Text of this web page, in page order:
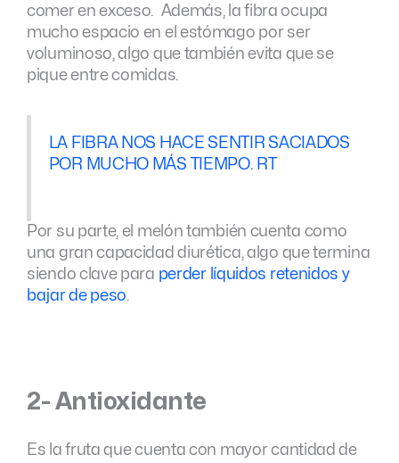
comer en exceso. Además, la fibra ocupa
mucho espacio en el estómago por ser
voluminoso, algo que también evita que se
pique entre comidas.
LA FIBRA NOS HACE SENTIR SACIADOS
POR MUCHO MÁS TIEMPO. RT
Por su parte, el melón también cuenta como
una gran capacidad diurética, algo que termina
siendo clave para perder líquidos retenidos y
bajar de peso.
2- Antioxidante
Es la fruta que cuenta con mayor cantidad de